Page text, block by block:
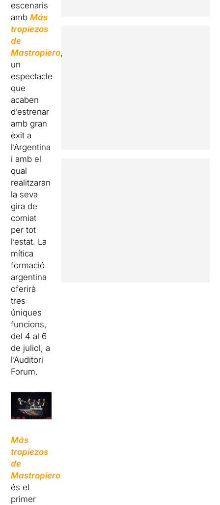
escenaris
ambMás
tropiezos
de
Mastropiero,
un
espectacle
que
acaben
d’estrenar
amb gran
èxit a
l’Argentina
i amb el
qual
realitzaran
la seva
gira de
comiat
per tot
l’estat. La
mítica
formació
argentina
oferirà
tres
úniques
funcions,
del 4 al 6
de juliol, a
l’Auditori
Forum.
Más
tropiezos
de
Mastropiero
és el
primer